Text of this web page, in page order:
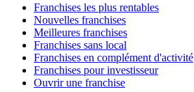
Franchises les plus rentables
Nouvelles franchises
Meilleures franchises
Franchises sans local
Franchises en complément d'activité
Franchises pour investisseur
Ouvrir une franchise